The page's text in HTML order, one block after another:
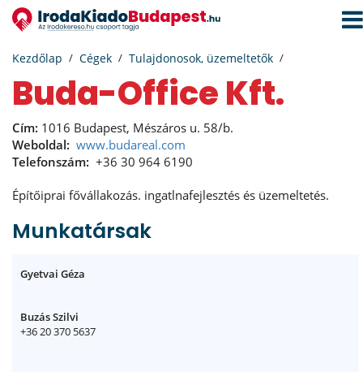
Kezdőlap Cégek Tulajdonosok, üzemeltetők
Buda-Office Kft.
Cím: 1016 Budapest, Mészáros u. 58/b.
Weboldal: www.budareal.com
Telefonszám: +36 30 964 6190
Építőiprai fővállakozás. ingatlnafejlesztés és üzemeltetés.
Munkatársak
Gyetvai Géza
Buzás Szilvi
+36 20 370 5637